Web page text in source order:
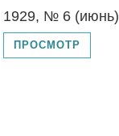
1929, № 6 (июнь)
ПРОСМОТР